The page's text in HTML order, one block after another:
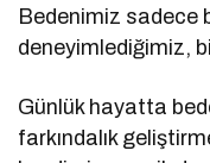
Bedenimiz sadece
deneyimlediğimiz,
Günlük hayatta
farkındalık